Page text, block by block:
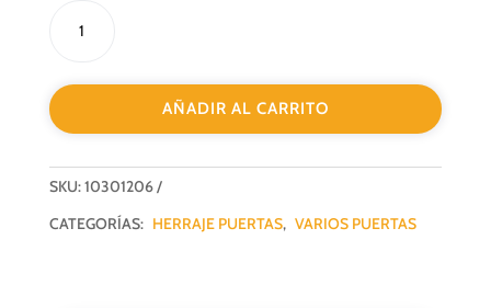
CORREDERA
"A"
CS
CILINDRO
40MM
AÑADIR AL CARRITO
SKU:10301206
CATEGORÍAS: HERRAJE PUERTAS, VARIOS PUERTAS